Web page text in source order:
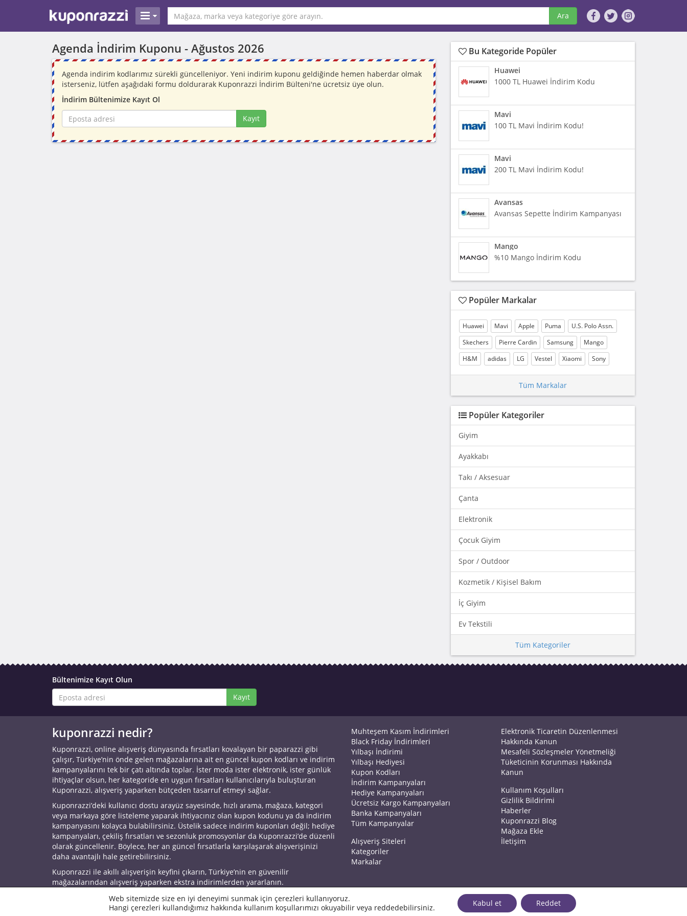
Ara
Agenda İndirim Kuponu - Ağustos 2026
Agenda indirim kodlarımız sürekli güncelleniyor. Yeni indirim kuponu geldiğinde hemen haberdar olmak
isterseniz, lütfen aşağıdaki formu doldurarak Kuponrazzi İndirim Bülteni'ne ücretsiz üye olun.
İndirim Bültenimize Kayıt Ol
Kayıt
Bu Kategoride Popüler
Huawei
1000 TL Huawei İndirim Kodu
Mavi
100 TL Mavi İndirim Kodu!
Mavi
200 TL Mavi İndirim Kodu!
Avansas
Avansas Sepette İndirim Kampanyası
Mango
%10 Mango İndirim Kodu
Popüler Markalar
Huawei Mavi Apple Puma
U.S. Polo Assn.
Skechers
Pierre Cardin Samsung
Mango
H&M
adidas LG Vestel Xiaomi Sony
Tüm Markalar
Popüler Kategoriler
Giyim
Ayakkabı
Takı / Aksesuar
Çanta
Elektronik
Çocuk Giyim
Spor / Outdoor
Kozmetik / Kişisel Bakım
İç Giyim
Ev Tekstili
Tüm Kategoriler
Bültenimize Kayıt Olun
Kayıt
kuponrazzi nedir?
Kuponrazzi, online alışveriş dünyasında fırsatları kovalayan bir paparazzi gibi
çalışır, Türkiye’nin önde gelen mağazalarına ait en güncel kupon kodları ve indirim
kampanyalarını tek bir çatı altında toplar. İster moda ister elektronik, ister günlük
ihtiyaçlar olsun, her kategoride en uygun fırsatları kullanıcılarıyla buluşturan
Kuponrazzi, alışveriş yaparken bütçeden tasarruf etmeyi sağlar.
Kuponrazzi’deki kullanıcı dostu arayüz sayesinde, hızlı arama, mağaza, kategori
veya markaya göre listeleme yaparak ihtiyacınız olan kupon kodunu ya da indirim
kampanyasını kolayca bulabilirsiniz. Üstelik sadece indirim kuponları değil; hediye
kampanyaları, çekiliş fırsatları ve sezonluk promosyonlar da Kuponrazzi’de düzenli
olarak güncellenir. Böylece, her an güncel fırsatlarla karşılaşarak alışverişinizi
daha avantajlı hale getirebilirsiniz.
Kuponrazzi ile akıllı alışverişin keyfini çıkarın, Türkiye’nin en güvenilir
mağazalarından alışveriş yaparken ekstra indirimlerden yararlanın.
Muhteşem Kasım İndirimleri
Black Friday İndirimleri
Yılbaşı İndirimi
Yılbaşı Hediyesi
Kupon Kodları
İndirim Kampanyaları
Hediye Kampanyaları
Ücretsiz Kargo Kampanyaları
Banka Kampanyaları
Tüm Kampanyalar
Alışveriş Siteleri
Kategoriler
Markalar
Elektronik Ticaretin Düzenlenmesi
Hakkında Kanun
Mesafeli Sözleşmeler Yönetmeliği
Tüketicinin Korunması Hakkında
Kanun
Kullanım Koşulları
Gizlilik Bildirimi
Haberler
Kuponrazzi Blog
Mağaza Ekle
İletişim
© 2026 KuponrazziWeb sitemizde size en iyi deneyimi sunmak için çerezleri kullanıyoruz.
Hangi çerezleri kullandığımız hakkında kullanım koşullarımızı okuyabilir veya reddedebilirsiniz.
Kabul et Reddet